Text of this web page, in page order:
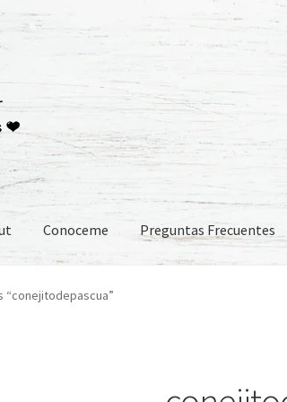
Conoceme Preguntas Frecuentes
Preguntas Frecuentes